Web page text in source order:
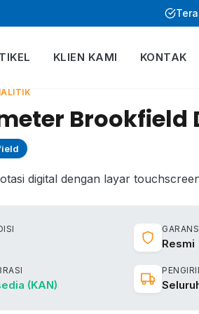
KLIEN KAMI KONTAK
Brookfield
digital dengan layar
Resmi
(KAN)